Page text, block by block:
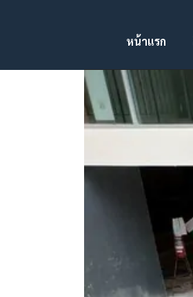
หน้าแรก